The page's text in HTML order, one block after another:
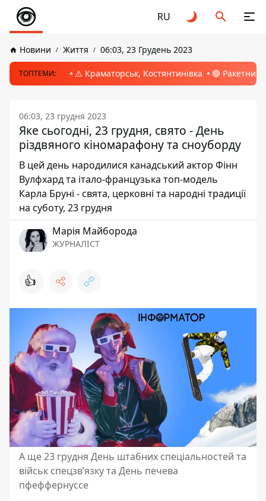
RU
Новини Життя 06:03, 23 Грудень 2023
ТОПТЕМИ: ⚠️ Краматорськ, Костянтинівка 🔴 Ракетний
06:03, 23 грудня 2023
Яке сьогодні, 23 грудня, свято - День
різдвяного кіномарафону та сноуборду
В цей день народилися канадський актор Фінн
Вулфхард та італо-французька топ-модель
Карла Бруні - свята, церковні та народні традиції
на суботу, 23 грудня
Марія Майборода
ЖУРНАЛІСТ
👍
А ще 23 грудня День штабних спеціальностей та
військ спецзв’язку та День печева
пфеффернуссе